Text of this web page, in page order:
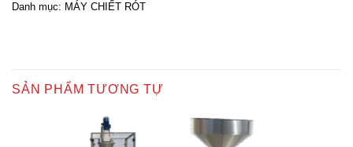
Danh mục: MÁY CHIẾT RÓT
SẢN PHẨM TƯƠNG TỰ